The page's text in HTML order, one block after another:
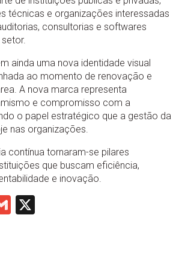
técnicas e organizações interessadas
consultorias e softwares
ainda uma nova identidade visual
ao momento de renovação e
A nova marca representa
e compromisso com a
o papel estratégico que a gestão da
nas organizações.
contínua tornaram-se pilares
que buscam eficiência,
e inovação.
Gmail